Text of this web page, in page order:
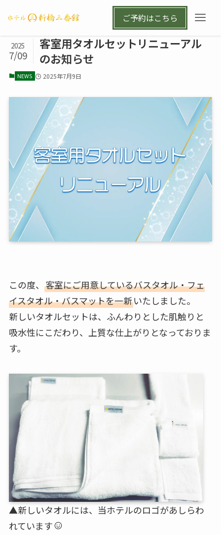
ご予約はこちら
客室用タオルセットリニューアル
のお知らせ
2025
7/09
NEWS 2025年7月9日
この度、 客室にご用意しているバスタオル・フェ
イスタオル・バスマットを一新いたしました。
新しいタオルセットは、ふんわりとした肌触りと
吸水性にこだわり、上質な仕上がりとなっておりま
す。
▲新しいタオルには、当ホテルのロゴがあしらわ
れています